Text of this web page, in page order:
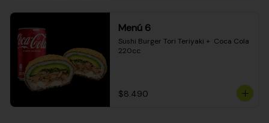
Menú 6
Sushi Burger Tori Teriyaki +  Coca Cola
220cc
$8.490